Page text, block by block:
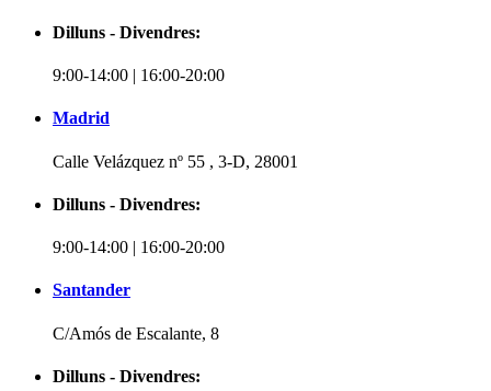
Dilluns - Divendres:
9:00-14:00 | 16:00-20:00
Madrid
Calle Velázquez nº 55 , 3-D, 28001
Dilluns - Divendres:
9:00-14:00 | 16:00-20:00
Santander
C/Amós de Escalante, 8
Dilluns - Divendres: